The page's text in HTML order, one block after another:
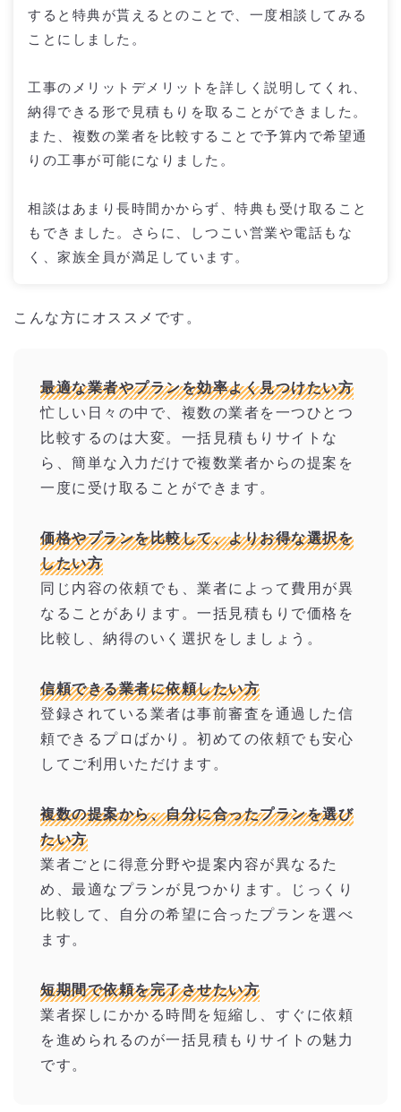
すると特典が貰えるとのことで、一度相談してみる
ことにしました。
工事のメリットデメリットを詳しく説明してくれ、
納得できる形で見積もりを取ることができました。
また、複数の業者を比較することで予算内で希望通
りの工事が可能になりました。
相談はあまり長時間かからず、特典も受け取ること
もできました。さらに、しつこい営業や電話もな
く、家族全員が満足しています。
こんな方にオススメです。
最適な業者やプランを効率よく見つけたい方
忙しい日々の中で、複数の業者を一つひとつ
比較するのは大変。一括見積もりサイトな
ら、簡単な入力だけで複数業者からの提案を
一度に受け取ることができます。
価格やプランを比較して、よりお得な選択を
したい方
同じ内容の依頼でも、業者によって費用が異
なることがあります。一括見積もりで価格を
比較し、納得のいく選択をしましょう。
信頼できる業者に依頼したい方
登録されている業者は事前審査を通過した信
頼できるプロばかり。初めての依頼でも安心
してご利用いただけます。
複数の提案から、自分に合ったプランを選び
たい方
業者ごとに得意分野や提案内容が異なるた
め、最適なプランが見つかります。じっくり
比較して、自分の希望に合ったプランを選べ
ます。
短期間で依頼を完了させたい方
業者探しにかかる時間を短縮し、すぐに依頼
を進められるのが一括見積もりサイトの魅力
です。